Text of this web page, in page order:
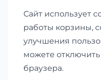
Сайт использует
работы корзины,
улучшения
можете
браузера.